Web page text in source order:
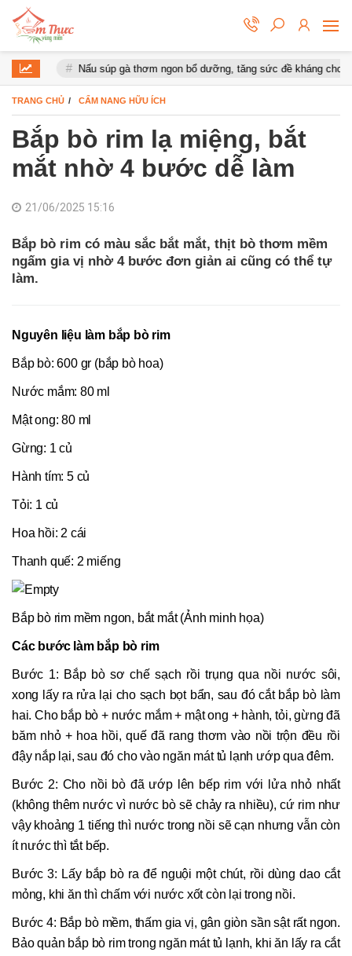
Nấu súp gà thơm ngon bổ dưỡng, tăng sức đề kháng cho cơ thể
TRANG CHỦ CẨM NANG HỮU ÍCH
Bắp bò rim lạ miệng, bắt
mắt nhờ 4 bước dễ làm
21/06/2025 15:16
Bắp bò rim có màu sắc bắt mắt, thịt bò thơm mềm
ngấm gia vị nhờ 4 bước đơn giản ai cũng có thể tự
làm.
Nguyên liệu làm bắp bò rim
Bắp bò: 600 gr (bắp bò hoa)
Nước mắm: 80 ml
Mật ong: 80 ml
Gừng: 1 củ
Hành tím: 5 củ
Tỏi: 1 củ
Hoa hồi: 2 cái
Thanh quế: 2 miếng
Bắp bò rim mềm ngon, bắt mắt (Ảnh minh họa)
Các bước làm bắp bò rim
Bước 1: Bắp bò sơ chế sạch rồi trụng qua nồi nước sôi,
xong lấy ra rửa lại cho sạch bọt bẩn, sau đó cắt bắp bò làm
hai. Cho bắp bò + nước mắm + mật ong + hành, tỏi, gừng đã
băm nhỏ + hoa hồi, quế đã rang thơm vào nồi trộn đều rồi
đậy nắp lại, sau đó cho vào ngăn mát tủ lạnh ướp qua đêm.
Bước 2: Cho nồi bò đã ướp lên bếp rim với lửa nhỏ nhất
(không thêm nước vì nước bò sẽ chảy ra nhiều), cứ rim như
vậy khoảng 1 tiếng thì nước trong nồi sẽ cạn nhưng vẫn còn
ít nước thì tắt bếp.
Bước 3: Lấy bắp bò ra để nguội một chút, rồi dùng dao cắt
mỏng, khi ăn thì chấm với nước xốt còn lại trong nồi.
Bước 4: Bắp bò mềm, thấm gia vị, gân giòn sần sật rất ngon.
Bảo quản bắp bò rim trong ngăn mát tủ lạnh, khi ăn lấy ra cắt